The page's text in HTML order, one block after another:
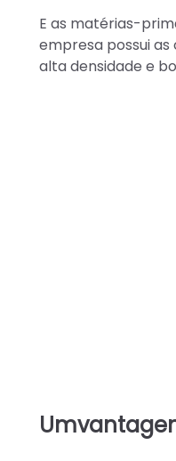
E as matérias-
empresa possui
alta densidade e
Um